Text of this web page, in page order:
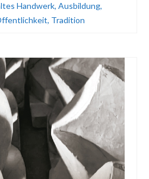
Handwerk, Ausbildung,
, Tradition